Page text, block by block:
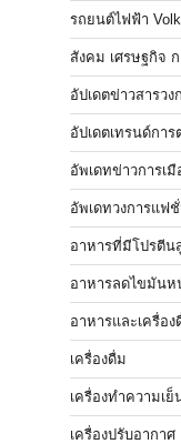
รถยนต์ไฟฟ้า
สังคม เศรษฐกิจ
อัปเดตข่าวสารวง
อัปเดตเทรนด์กา
อัพเดทข่าวการเมื
อัพเดทวงการแฟ
อาหารที่มีโปรตีน
อาหารลดไขมันห
อาหารและเครื่อ
เครื่องดื่ม
เครื่องทำความเย็
เครื่องปรับอากาศ